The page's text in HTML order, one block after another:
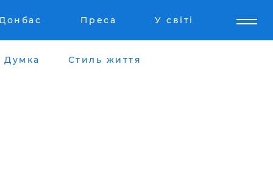
Преса У світі
Думка Стиль життя